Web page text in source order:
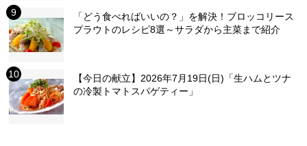
「どう食べればいいの？」を解決！ブロッコリース
プラウトのレシピ8選～サラダから主菜まで紹介
【今日の献立】2026年7月19日(日)「生ハムとツナ
の冷製トマトスパゲティー」